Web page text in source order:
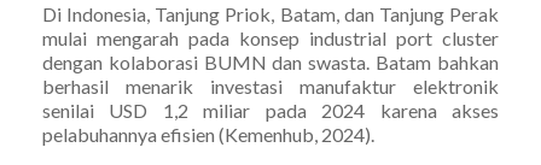
Di Indonesia, Tanjung Priok, Batam, dan Tanjung Perak
mulai mengarah pada konsep industrial port cluster
dengan kolaborasi BUMN dan swasta. Batam bahkan
berhasil menarik investasi manufaktur elektronik
senilai USD 1,2 miliar pada 2024 karena akses
pelabuhannya efisien (Kemenhub, 2024).